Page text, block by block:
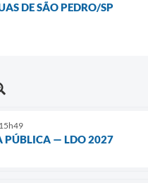
DE SÃO PEDRO/SP
PÚBLICA — LDO 2027